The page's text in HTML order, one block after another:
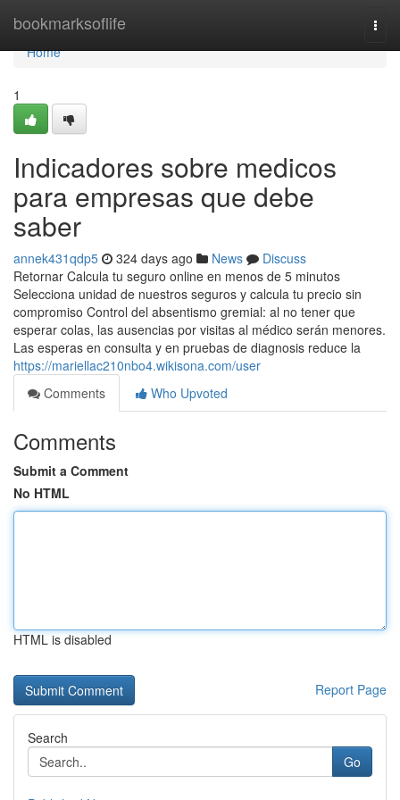
bookmarksoflife
Home
Home
1
Indicadores sobre medicos
para empresas que debe
saber
annek431qdp5 324 days ago News
Discuss
Retornar Calcula tu seguro online en menos de 5 minutos
Selecciona unidad de nuestros seguros y calcula tu precio sin
compromiso Control del absentismo gremial: al no tener que
esperar colas, las ausencias por visitas al médico serán menores.
Las esperas en consulta y en pruebas de diagnosis reduce la
https://mariellac210nbo4.wikisona.com/user
Comments
Who Upvoted
Comments
Submit a Comment
No HTML
HTML is disabled
Report Page
Search
Go